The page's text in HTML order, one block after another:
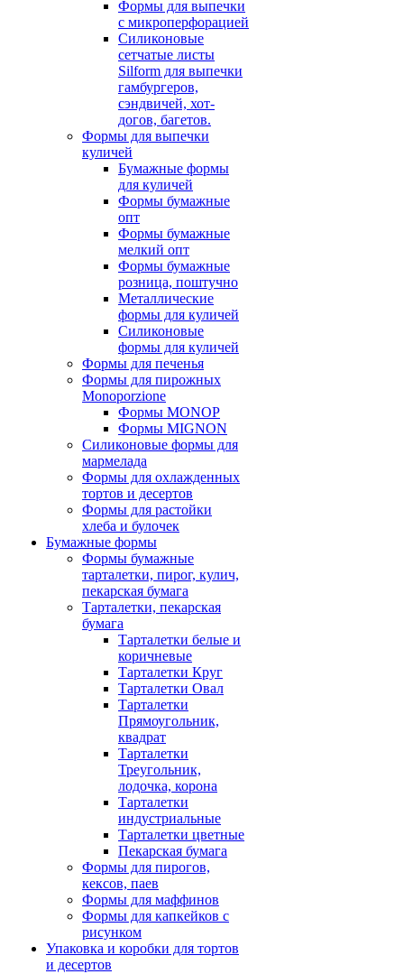
Формы для выпечки
с микроперфорацией
Силиконовые
сетчатые листы
Silform для выпечки
гамбургеров,
сэндвичей, хот-
догов, багетов.
Формы для выпечки
куличей
Бумажные формы
для куличей
Формы бумажные
опт
Формы бумажные
мелкий опт
Формы бумажные
розница, поштучно
Металлические
формы для куличей
Силиконовые
формы для куличей
Формы для печенья
Формы для пирожных
Monoporzione
Формы MONOP
Формы MIGNON
Силиконовые формы для
мармелада
Формы для oхлажденных
тортов и десертов
Формы для растойки
хлеба и булочек
Бумажные формы
Формы бумажные
тарталетки, пирог, кулич,
пекарская бумага
Тарталетки, пекарская
бумага
Тарталетки белые и
коричневые
Тарталетки Круг
Тарталетки Овал
Тарталетки
Прямоугольник,
квадрат
Тарталетки
Треугольник,
лодочка, корона
Тарталетки
индустриальные
Тарталетки цветные
Пекарская бумага
Формы для пирогов,
кексов, паев
Формы для маффинов
Формы для капкейков с
рисунком
Упаковка и коробки для тортов
и десертов